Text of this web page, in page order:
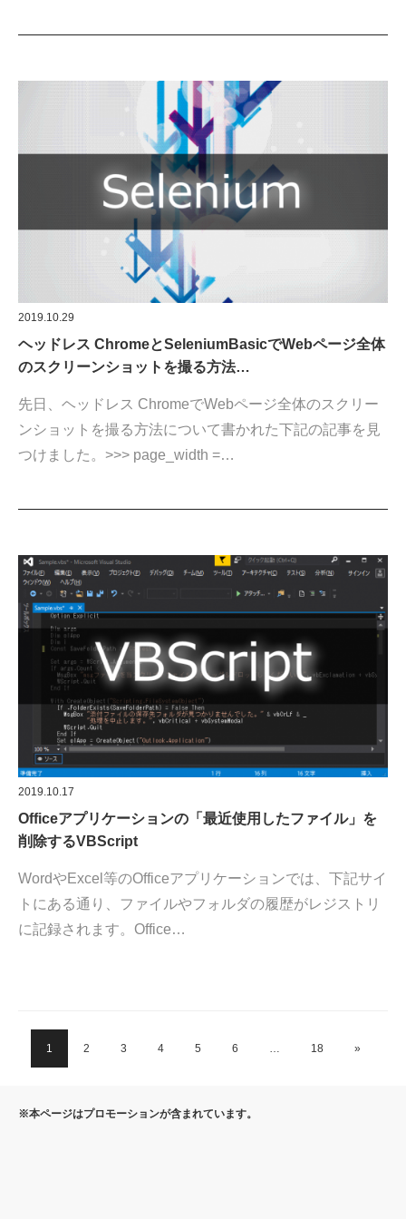
2019.10.29
ヘッドレス ChromeとSeleniumBasicでWebページ全体
のスクリーンショットを撮る方法…
先日、ヘッドレス ChromeでWebページ全体のスクリー
ンショットを撮る方法について書かれた下記の記事を見
つけました。>>> page_width =…
2019.10.17
Officeアプリケーションの「最近使用したファイル」を
削除するVBScript
WordやExcel等のOfficeアプリケーションでは、下記サイ
トにある通り、ファイルやフォルダの履歴がレジストリ
に記録されます。Office…
1 2 3 4 5 6 18 »
※本ページはプロモーションが含まれています。